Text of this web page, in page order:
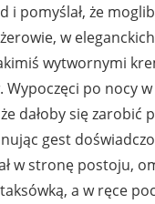
i pomyślał, że
w
wytwornymi
po nocy
dałoby się zarobić
gest
w stronę postoju,
a w ręce